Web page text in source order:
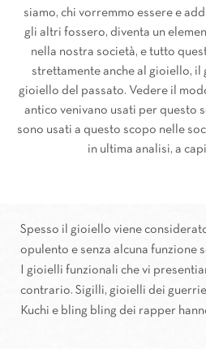
siamo, chi vorremmo essere e
gli altri fossero, diventa un
nella nostra società, e tutto
strettamente anche al gioiello, il
gioiello del passato. Vedere il
antico venivano usati per questo
sono usati a questo scopo nelle
in ultima analisi, a
Spesso il gioiello viene
opulento e senza alcuna funzione
I gioielli funzionali che vi
contrario. Sigilli, gioielli dei
Kuchi e bling bling dei rapper